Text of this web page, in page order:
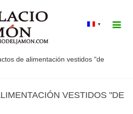
▾
de alimentación vestidos "de
VESTIDOS "DE